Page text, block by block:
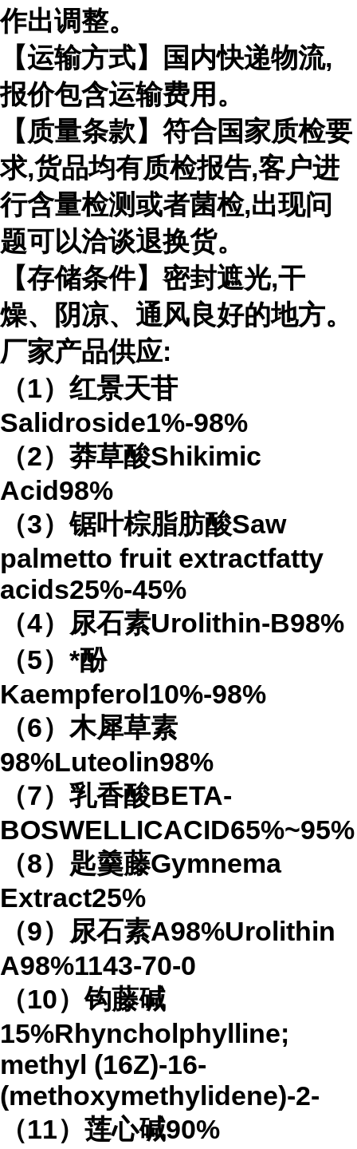
作出调整。
【运输方式】国内快递物流,
报价包含运输费用。
【质量条款】符合国家质检要
求,货品均有质检报告,客户进
行含量检测或者菌检,出现问
题可以洽谈退换货。
【存储条件】密封遮光,干
燥、阴凉、通风良好的地方。
厂家产品供应:
（1）红景天苷
Salidroside1%-98%
（2）莽草酸Shikimic
Acid98%
（3）锯叶棕脂肪酸Saw
palmetto fruit extractfatty
acids25%-45%
（4）尿石素Urolithin-B98%
（5）*酚
Kaempferol10%-98%
（6）木犀草素
98%Luteolin98%
（7）乳香酸BETA-
BOSWELLICACID65%~95%
（8）匙羹藤Gymnema
Extract25%
（9）尿石素A98%Urolithin
A98%1143-70-0
（10）钩藤碱
15%Rhyncholphylline;
methyl (16Z)-16-
(methoxymethylidene)-2-
（11）莲心碱90%